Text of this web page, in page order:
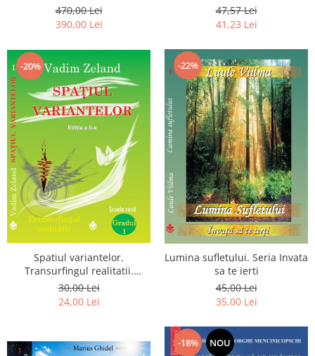
Luceafarului de Dimineata -
Gratuit)
470,00 Lei
390,00 Lei
chiar dragostea ta. Editia a 2-
a
47,57 Lei
41,23 Lei
-20%
Spatiul variantelor.
Transurfingul realitatii.
Gradul 1. Cum sa ne
dezvoltam intuitia si sa ne
30,00 Lei
24,00 Lei
-22%
Lumina sufletului. Seria Invata
sa te ierti
45,00 Lei
35,00 Lei
-18% NOU